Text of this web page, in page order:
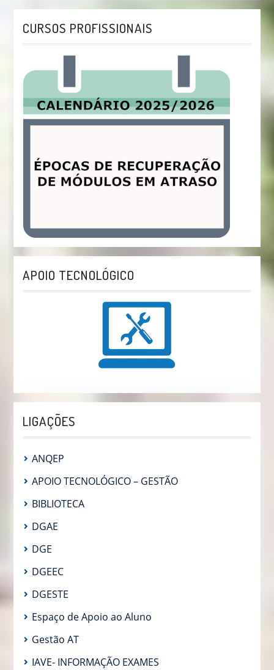
CURSOS PROFISSIONAIS
APOIO TECNOLÓGICO
LIGAÇÕES
ANQEP
APOIO TECNOLÓGICO – GESTÃO
BIBLIOTECA
DGAE
DGE
DGEEC
DGESTE
Espaço de Apoio ao Aluno
Gestão AT
IAVE- INFORMAÇÃO EXAMES